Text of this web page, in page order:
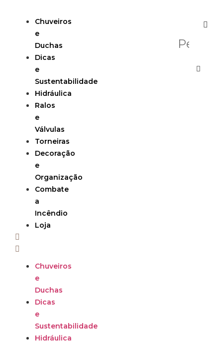
Chuveiros
e
Duchas
Dicas
e
Sustentabilidade
Hidráulica
Ralos
e
Válvulas
Torneiras
Decoração
e
Organização
Combate
a
Incêndio
Loja
Chuveiros
e
Duchas
Dicas
e
Sustentabilidade
Hidráulica